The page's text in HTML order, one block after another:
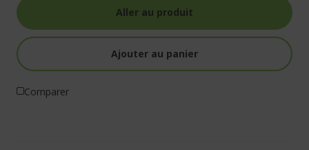
Aller au produit
Ajouter au panier
Comparer